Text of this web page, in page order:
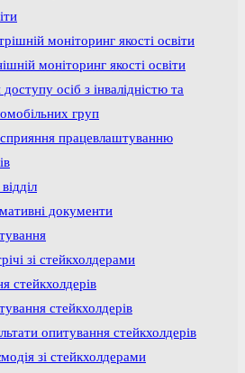
моніторинг якості освіти
моніторинг якості освіти
осіб з інвалідністю та
груп
сприяння працевлаштуванню
документи
зі стейкхолдерами
стейкхолдерів
стейкхолдерів
опитування стейкхолдерів
зі стейкхолдерами